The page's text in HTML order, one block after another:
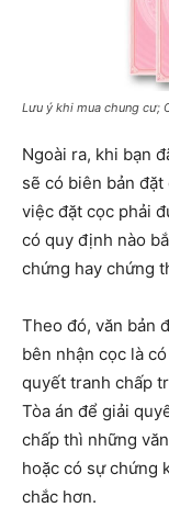
Lưu ý khi mua chung cư;
Ngoài ra, khi bạn
sẽ có biên bản
việc đặt cọc phải
có quy định nào
chứng hay chứng
Theo đó, văn bản
bên nhận cọc là
quyết tranh chấp
Tòa án để giải
chấp thì những
hoặc có sự chứng
chắc hơn.